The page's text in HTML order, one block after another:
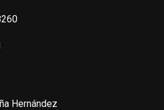
Hernández